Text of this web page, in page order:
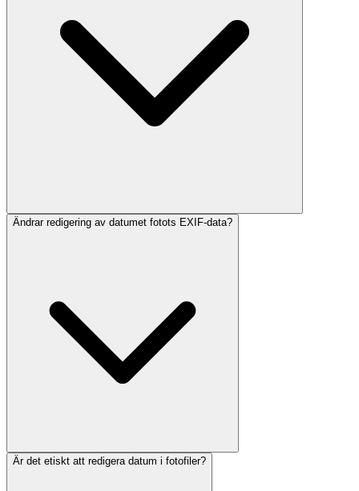
Ändrar redigering av datumet fotots EXIF-data?
Är det etiskt att redigera datum i fotofiler?